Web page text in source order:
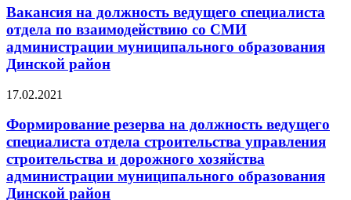
Вакансия на должность ведущего специалиста
отдела по взаимодействию со СМИ
администрации муниципального образования
Динской район
17.02.2021
Формирование резерва на должность ведущего
специалиста отдела строительства управления
строительства и дорожного хозяйства
администрации муниципального образования
Динской район